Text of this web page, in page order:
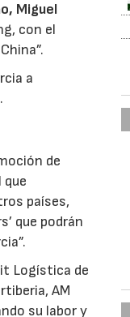
Miguel
con el
a
de
países,
que podrán
Logística de
AM
su labor y
07/2026